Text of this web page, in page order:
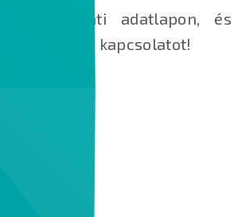
a lenti adatlapon, és
Önnel a kapcsolatot!